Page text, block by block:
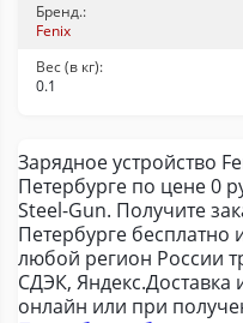
Бренд.:
Fenix
Вес (в кг):
0.1
Зарядное устройство
Петербурге по цене 0
Steel-Gun. Получите
Петербурге бесплатно
любой регион России
СДЭК,
онлайн или при